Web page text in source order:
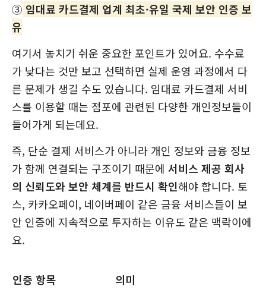
③ 임대료 카드결제 업계 최초·유일 국제 보안 인증 보
유
여기서 놓치기 쉬운 중요한 포인트가 있어요. 수수료
가 낮다는 것만 보고 선택하면 실제 운영 과정에서 다
른 문제가 생길 수도 있습니다. 임대료 카드결제 서비
스를 이용할 때는 점포에 관련된 다양한 개인정보들이
들어가게 되는데요.
즉, 단순 결제 서비스가 아니라 개인 정보와 금융 정보
가 함께 연결되는 구조이기 때문에 서비스 제공 회사
의 신뢰도와 보안 체계를 반드시 확인해야 합니다. 토
스, 카카오페이, 네이버페이 같은 금융 서비스들이 보
안 인증에 지속적으로 투자하는 이유도 같은 맥락이에
요.
인증 항목
의미